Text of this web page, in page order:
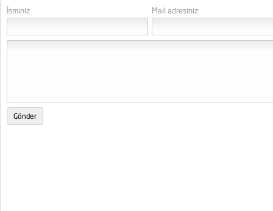
İsminiz Mail adresiniz